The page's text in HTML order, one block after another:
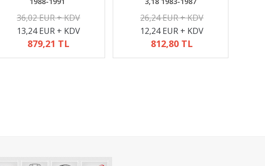
36,02 EUR + KDV
13,24 EUR + KDV
879,21 TL
26,24 EUR + KDV
12,24 EUR + KDV
812,80 TL